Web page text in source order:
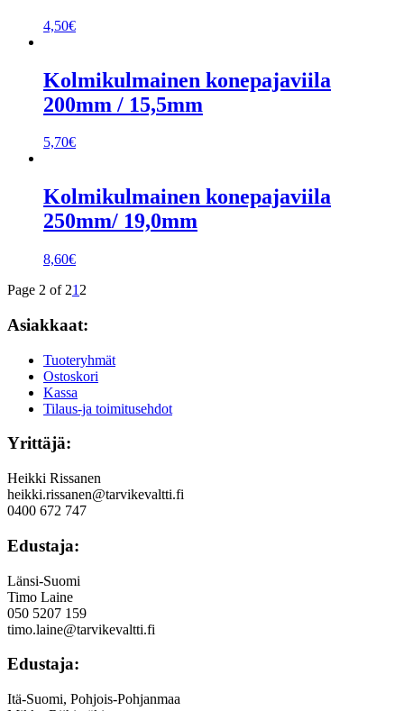
4,50€
Kolmikulmainen konepajaviila
200mm / 15,5mm
5,70€
Kolmikulmainen konepajaviila
250mm/ 19,0mm
8,60€
Page 2 of 21 2
Asiakkaat:
Tuoteryhmät
Ostoskori
Kassa
Tilaus-ja toimitusehdot
Yrittäjä:
Heikki Rissanen
heikki.rissanen@tarvikevaltti.fi
0400 672 747
Edustaja:
Länsi-Suomi
Timo Laine
050 5207 159
timo.laine@tarvikevaltti.fi
Edustaja:
Itä-Suomi, Pohjois-Pohjanmaa